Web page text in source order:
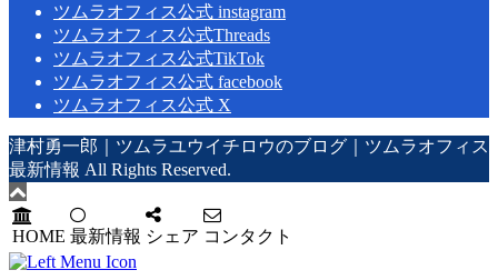
ツムラオフィス公式 instagram
ツムラオフィス公式Threads
ツムラオフィス公式TikTok
ツムラオフィス公式 facebook
ツムラオフィス公式 X
津村勇一郎｜ツムラユウイチロウのブログ｜ツムラオフィス
最新情報 All Rights Reserved.
HOME 最新情報 シェア コンタクト